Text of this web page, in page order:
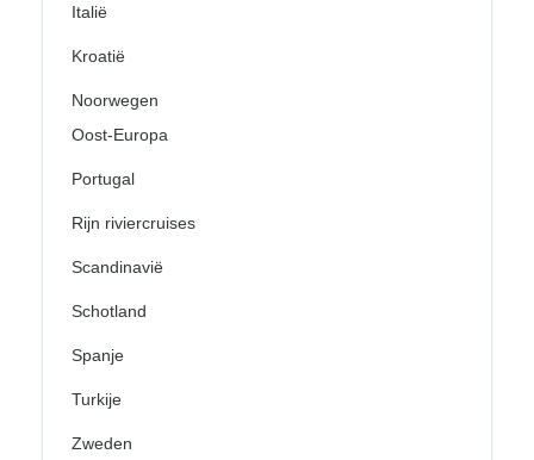
Italië
Kroatië
Noorwegen
Oost-Europa
Portugal
Rijn riviercruises
Scandinavië
Schotland
Spanje
Turkije
Zweden